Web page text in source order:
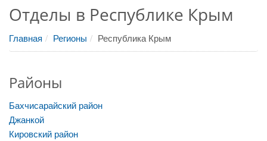
Отделы в Республике Крым
Главная Регионы Республика Крым
Районы
Бахчисарайский район
Джанкой
Кировский район